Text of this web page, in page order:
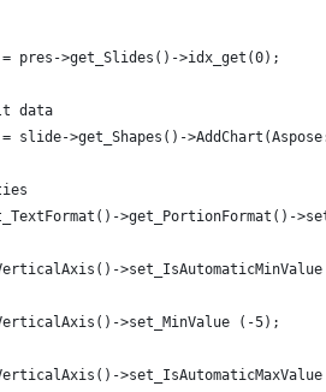
pres->get_Slides()->idx_get(0);
data
slide->get_Shapes()-
>get_PortionFormat()-
>set_IsAutomaticMinValue
>set_MinValue (-5);
>set_IsAutomaticMaxValue